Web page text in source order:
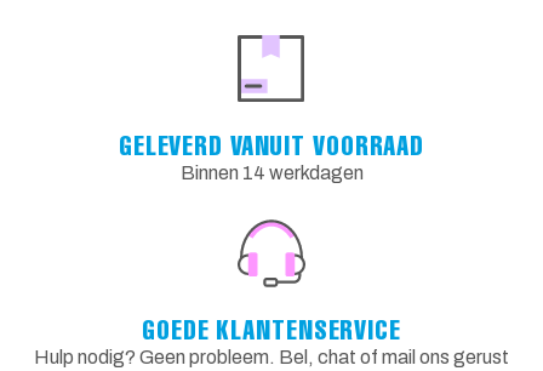
GELEVERD VANUIT VOORRAAD
Binnen 14 werkdagen
GOEDE KLANTENSERVICE
Hulp nodig? Geen probleem. Bel, chat of mail ons gerust